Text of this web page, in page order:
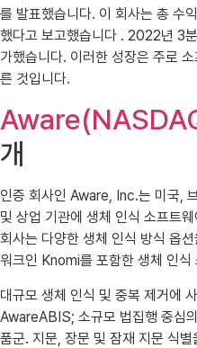
를 발표했습니다. 이 회사는 총 수
했다고 보고했습니다 . 2022년 3
가했습니다. 이러한 성장은 주로
른 것입니다.
개
인증 회사인 Aware, Inc.는 미국,
및 상업 기관에 생체 인식 소프트
회사는 다양한 생체 인식 방식 옵
워크인 Knomi를 포함한 생체 인
대규모 생체 인식 및 중복 제거에
AwareABIS; 소규모 법집행 중심
품군. 지문, 장문 및 잠재 지문 식